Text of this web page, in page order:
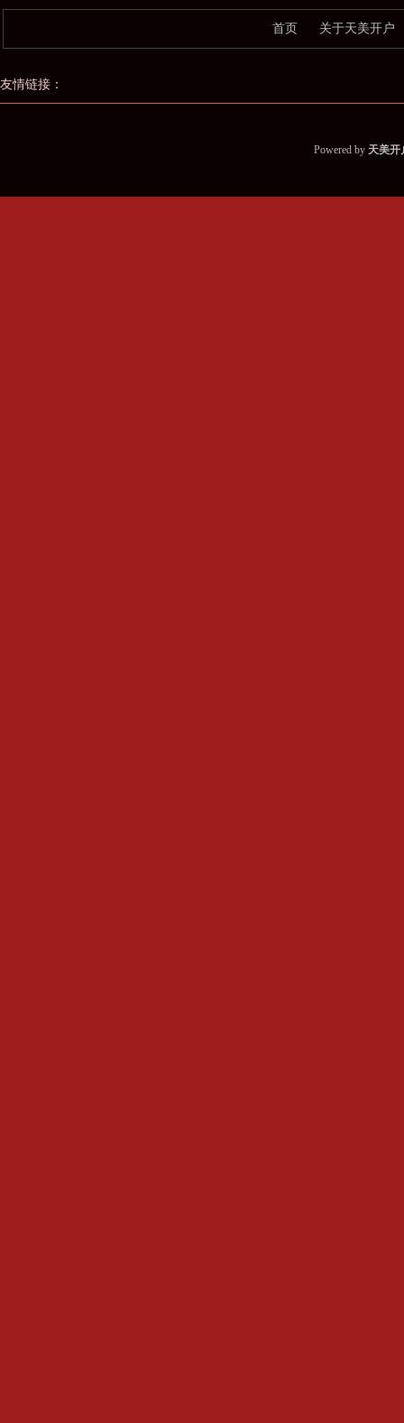
首页 关于天美开户
友情链接：
Powered by 天美开